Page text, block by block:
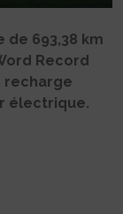
de 693,38 km
Record
recharge
électrique.